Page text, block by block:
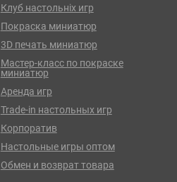
Клуб настольніх игр
Покраска миниатюр
3D печать миниатюр
Мастер-класс по покраске
миниатюр
Аренда игр
Trade-in настольных игр
Корпоратив
Настольные игры оптом
Обмен и возврат товара